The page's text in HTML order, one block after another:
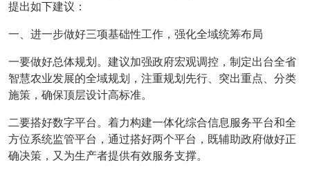
提出如下建议：
一、进一步做好三项基础性工作，强化全域统筹布局
一要做好总体规划。建议加强政府宏观调控，制定出台全省
智慧农业发展的全域规划，注重规划先行、突出重点、分类
施策，确保顶层设计高标准。
二要搭好数字平台。着力构建一体化综合信息服务平台和全
方位系统监管平台，通过搭好两个平台，既辅助政府做好正
确决策，又为生产者提供有效服务支撑。